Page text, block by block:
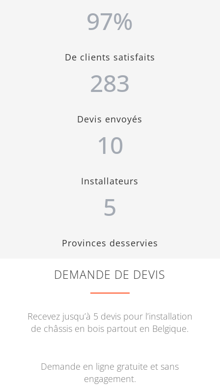
97%
De clients satisfaits
283
Devis envoyés
10
Installateurs
5
Provinces desservies
DEMANDE DE DEVIS
Recevez jusqu’à 5 devis pour l’installation
de châssis en bois partout en Belgique.
Demande en ligne gratuite et sans
engagement.